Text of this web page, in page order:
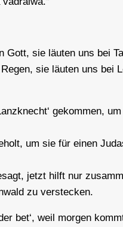
sie läuten uns bei
sie läuten uns bei
gekommen,
um sie für einen
jetzt hilft nur
zu verstecken.
bet‘, weil morgen